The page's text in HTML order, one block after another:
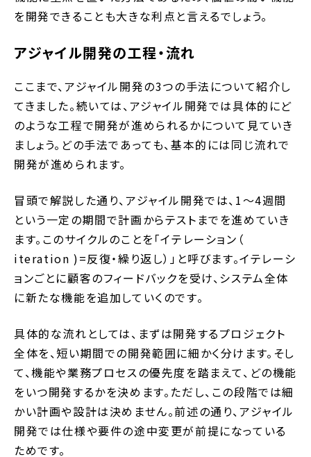
を開発できることも大きな利点と言えるでしょう。
アジャイル開発の工程・流れ
ここまで、アジャイル開発の3つの手法について紹介し
てきました。続いては、アジャイル開発では具体的にど
のような工程で開発が進められるかについて見ていき
ましょう。どの手法であっても、基本的には同じ流れで
開発が進められます。
冒頭で解説した通り、アジャイル開発では、1～4週間
という一定の期間で計画からテストまでを進めていき
ます。このサイクルのことを「イテレーション（
iteration )=反復・繰り返し）」と呼びます。イテレーシ
ョンごとに顧客のフィードバックを受け、システム全体
に新たな機能を追加していくのです。
具体的な流れとしては、まずは開発するプロジェクト
全体を、短い期間での開発範囲に細かく分けます。そし
て、機能や業務プロセスの優先度を踏まえて、どの機能
をいつ開発するかを決めます。ただし、この段階では細
かい計画や設計は決めません。前述の通り、アジャイル
開発では仕様や要件の途中変更が前提になっている
ためです。